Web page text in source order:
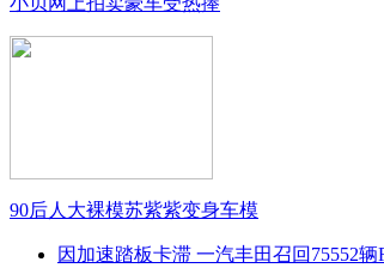
90后人大裸模苏紫紫变身车模
因加速踏板卡滞 一汽丰田召回75552辆